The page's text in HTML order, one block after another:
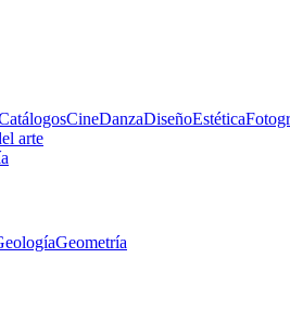
CineDanzaDiseñoEstética
arte
Geometría